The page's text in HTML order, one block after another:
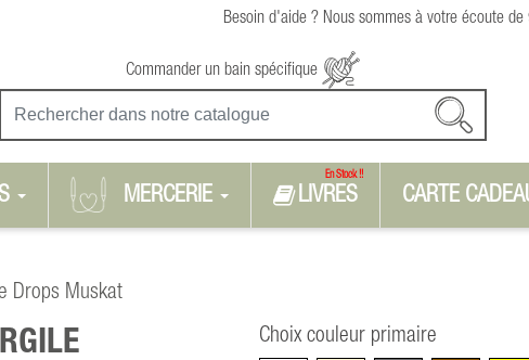
Besoin d'aide ? Nous sommes à votre écoute
Commander un bain spécifique
MERCERIE LIVRES
En Stock !!
CARTE
Drops Muskat
Choix couleur primaire